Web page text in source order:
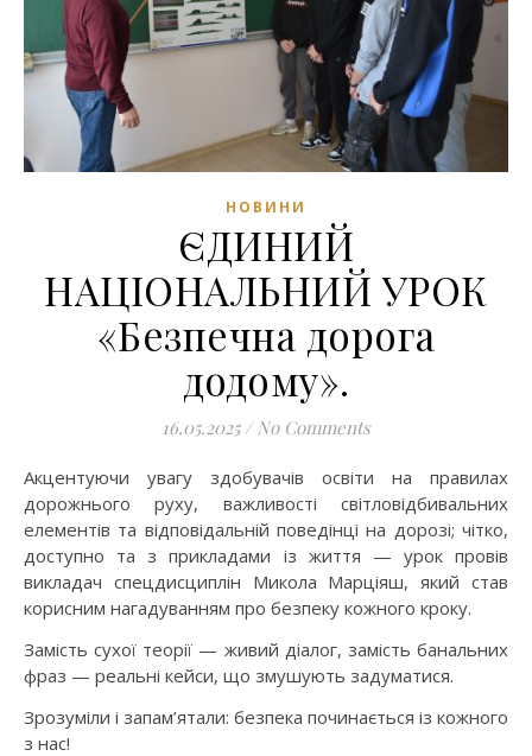
НОВИНИ
ЄДИНИЙ
НАЦІОНАЛЬНИЙ УРОК
«Безпечна дорога
додому».
16.05.2025 / No Comments
Акцентуючи увагу здобувачів освіти на правилах
дорожнього руху, важливості світловідбивальних
елементів та відповідальній поведінці на дорозі; чітко,
доступно та з прикладами із життя — урок провів
викладач спецдисциплін Микола Марціяш, який став
корисним нагадуванням про безпеку кожного кроку.
Замість сухої теорії — живий діалог, замість банальних
фраз — реальні кейси, що змушують задуматися.
Зрозуміли і запам’ятали: безпека починається із кожного
з нас!